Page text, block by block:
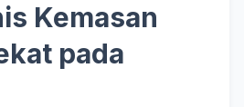
Kemasan
pada